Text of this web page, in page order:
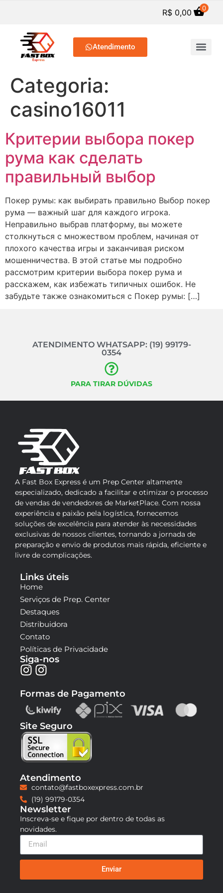
R$0,00 0
Atendimento
Categoria:
casino16011
Критерии выбора покер
рума как сделать
правильный выбор
Покер румы: как выбирать правильно Выбор покер
рума — важный шаг для каждого игрока.
Неправильно выбрав платформу, вы можете
столкнуться с множеством проблем, начиная от
плохого качества игры и заканчивая риском
мошенничества. В этой статье мы подробно
рассмотрим критерии выбора покер рума и
расскажем, как избежать типичных ошибок. Не
забудьте также ознакомиться с Покер румы: […]
ATENDIMENTO WHATSAPP: (19) 99179-
0354
PARA TIRAR DÚVIDAS
A Fast Box Express é um Prep Center altamente
especializado, dedicado a facilitar e otimizar o processo
de vendas de vendedores de MarketPlace. Com nossa
experiência e paixão pela logística, fornecemos
soluções de excelência para atender às necessidades
exclusivas de nossos clientes, tornando a jornada de
preparação e envio de produtos mais rápida, eficiente e
livre de complicações.
Links úteis
Home
Serviços de Prep. Center
Destaques
Distribuidora
Contato
Políticas de Privacidade
Siga-nos
Formas de Pagamento
Site Seguro
Atendimento
contato@fastboxexpress.com.br
(19) 99179-0354
Newsletter
Inscreva-se e fique por dentro de todas as
novidades.
Enviar